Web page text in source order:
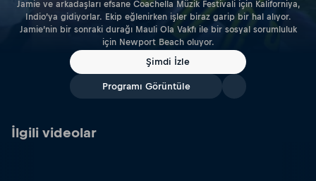
Jamie ve arkadaşları efsane Coachella Müzik Festivali için Kaliforniya,
Indio’ya gidiyorlar. Ekip eğlenirken işler biraz garip bir hal alıyor.
Jamie’nin bir sonraki durağı Mauli Ola Vakfı ile bir sosyal sorumluluk
için Newport Beach oluyor.
Şimdi İzle
Programı Görüntüle
İlgili videolar